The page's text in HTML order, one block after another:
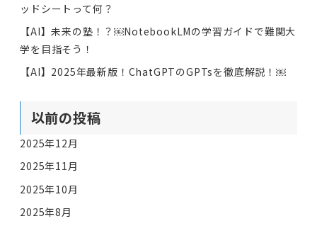
ッドシートって何？
【AI】未来の塾！？￼NotebookLMの学習ガイドで難関大
学を目指そう！
【AI】2025年最新版！ChatGPTのGPTsを徹底解説！￼
以前の投稿
2025年12月
2025年11月
2025年10月
2025年8月